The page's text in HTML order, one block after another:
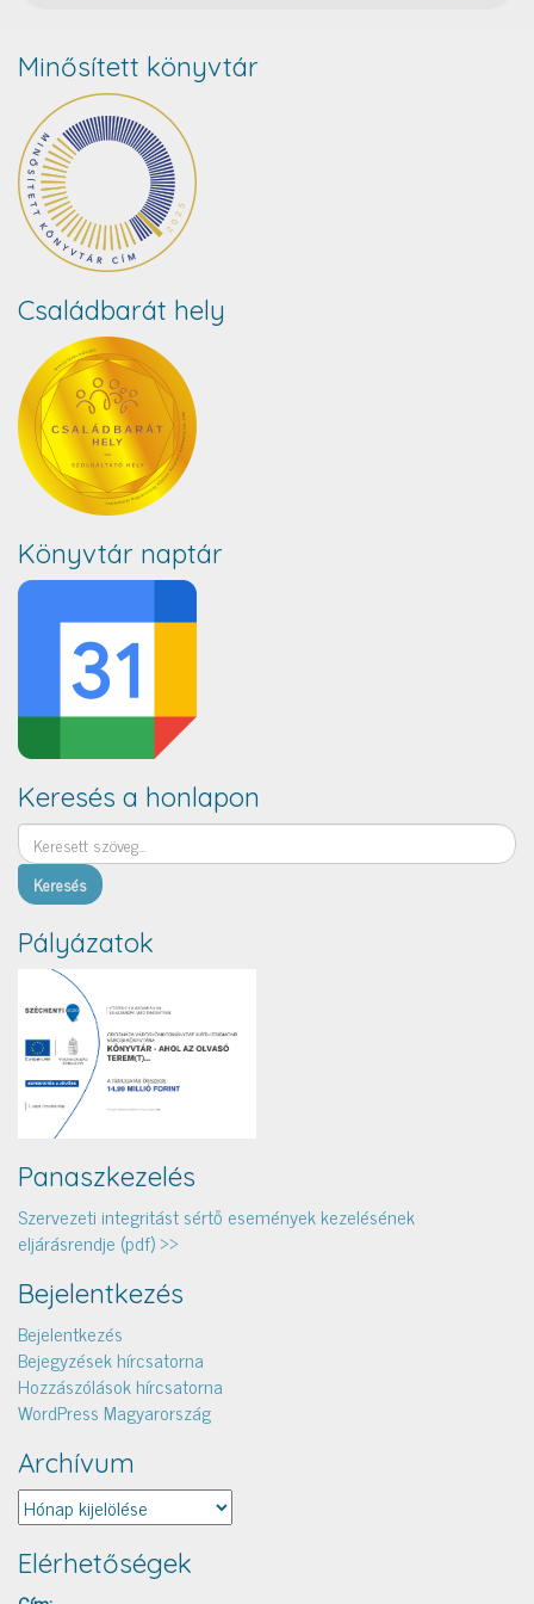
Minősített könyvtár
Családbarát hely
Könyvtár naptár
Keresés a honlapon
Keresés
Pályázatok
Panaszkezelés
Szervezeti integritást sértő események kezelésének
eljárásrendje (pdf) >>
Bejelentkezés
Bejelentkezés
Bejegyzések hírcsatorna
Hozzászólások hírcsatorna
WordPress Magyarország
Archívum
Archívum
Elérhetőségek